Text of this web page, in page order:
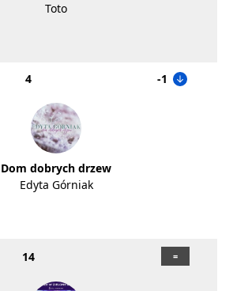
Toto
4 -1
Dom dobrych drzew
Edyta Górniak
14